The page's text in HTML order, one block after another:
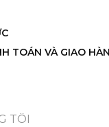
TOÁN VÀ GIAO
TÔI